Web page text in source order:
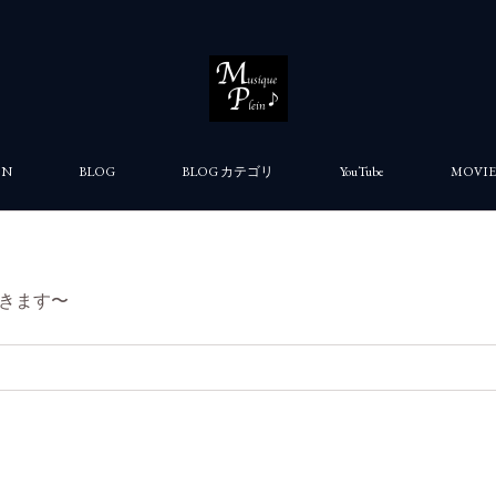
BLOG BLOG カテゴリ YouTube
ます〜